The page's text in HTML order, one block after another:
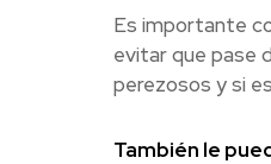
Es importante
evitar que pase
perezosos y si
También le